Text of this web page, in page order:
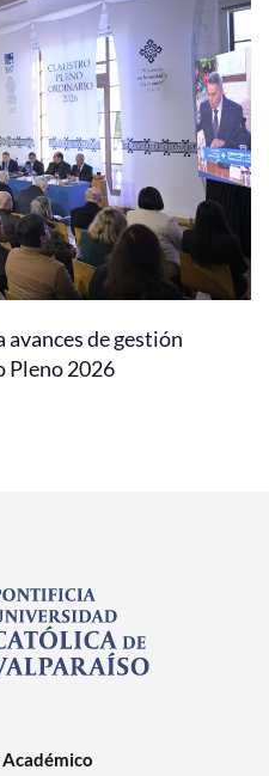
avances de gestión
Pleno 2026